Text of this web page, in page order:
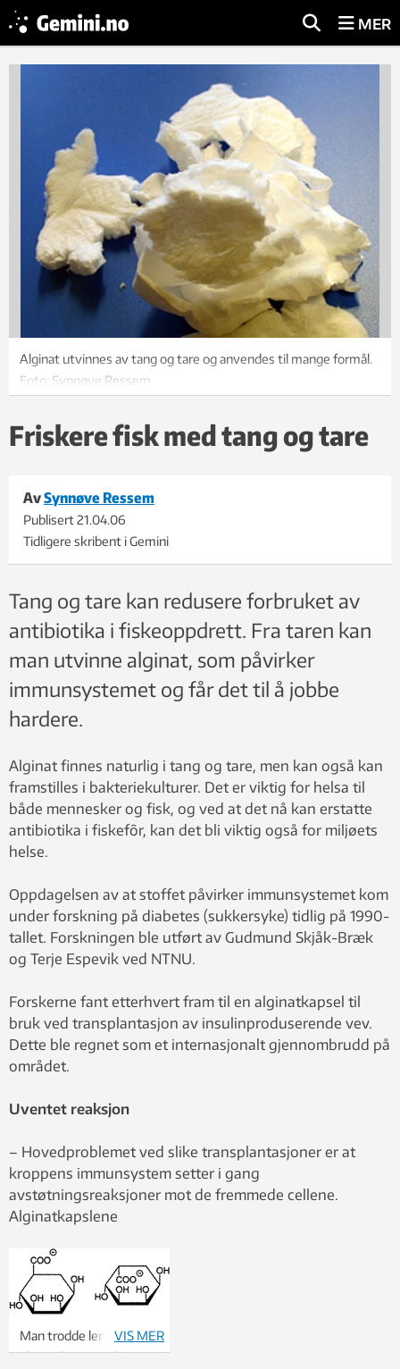
MER
Alginat utvinnes av tang og tare og anvendes til mange formål.
Foto: Synnøve Ressem
Friskere fisk med tang og tare
AvSynnøve Ressem
Publisert21.04.06
Tidligere skribent i Gemini
Tang og tare kan redusere forbruket av
antibiotika i fiskeoppdrett. Fra taren kan
man utvinne alginat, som påvirker
immunsystemet og får det til å jobbe
hardere.
Alginat finnes naturlig i tang og tare, men kan også kan
framstilles i bakteriekulturer. Det er viktig for helsa til
både mennesker og fisk, og ved at det nå kan erstatte
antibiotika i fiskefôr, kan det bli viktig også for miljøets
helse.
Oppdagelsen av at stoffet påvirker immunsystemet kom
under forskning på diabetes (sukkersyke) tidlig på 1990-
tallet. Forskningen ble utført av Gudmund Skjåk-Bræk
og Terje Espevik ved NTNU.
Forskerne fant etterhvert fram til en alginatkapsel til
bruk ved transplantasjon av insulinproduserende vev.
Dette ble regnet som et internasjonalt gjennombrudd på
området.
Uventet reaksjon
– Hovedproblemet ved slike transplantasjoner er at
kroppens immunsystem setter i gang
avstøtningsreaksjoner mot de fremmede cellene.
Alginatkapslene
Man trodde lenge at
alginat besto av én
VIS MER